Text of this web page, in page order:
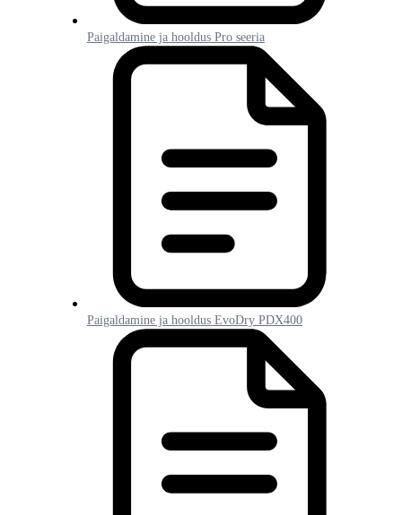
Paigaldamine ja hooldus Pro seeria
Paigaldamine ja hooldus EvoDry PDX400